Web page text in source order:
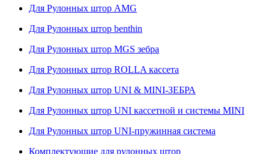
Для Рулонных штор AMG
Для Рулонных штор benthin
Для Рулонных штор MGS зебра
Для Рулонных штор ROLLA кассета
Для Рулонных штор UNI & MINI-ЗЕБРА
Для Рулонных штор UNI кассетной и системы MINI
Для Рулонных штор UNI-пружинная система
Комплектующие для рулонных штор